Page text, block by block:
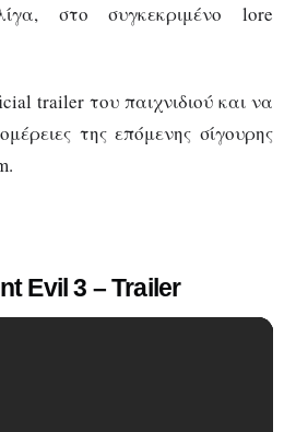
στο συγκεκριμένο lore
trailer του παιχνιδιού και να
της επόμενης σίγουρης
Evil 3 – Trailer